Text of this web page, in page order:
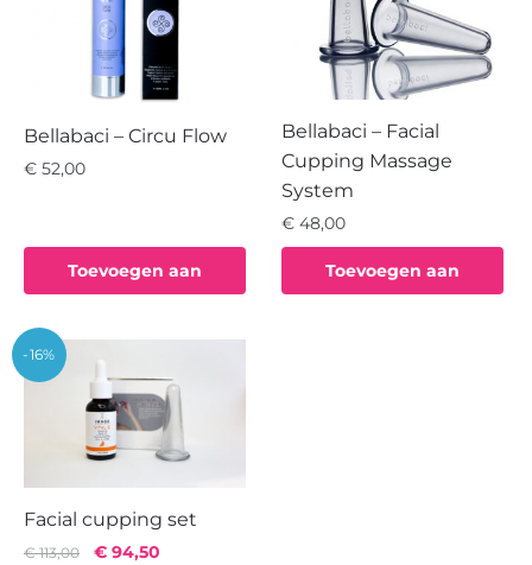
Bellabaci – Circu Flow
€ 52,00
Toevoegen aan
Bellabaci – Facial
Cupping Massage
System
€ 48,00
Toevoegen aan
-16%
Facial cupping set
€113,00
Oorspronkelijke
€ 94,50